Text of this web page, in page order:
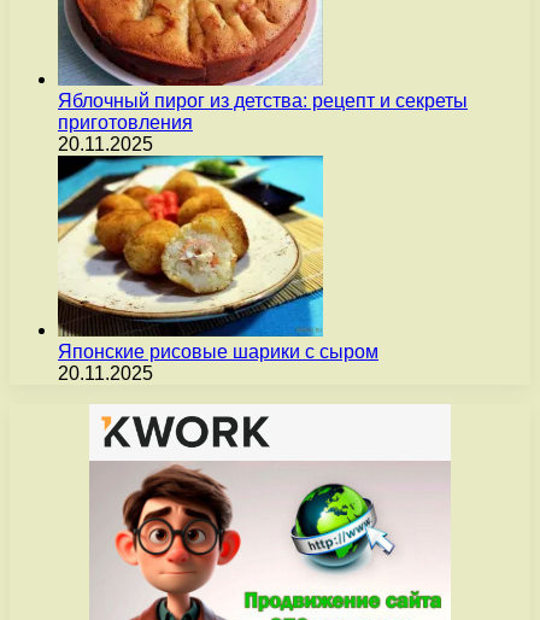
Яблочный пирог из детства: рецепт и секреты
приготовления
20.11.2025
Японские рисовые шарики с сыром
20.11.2025